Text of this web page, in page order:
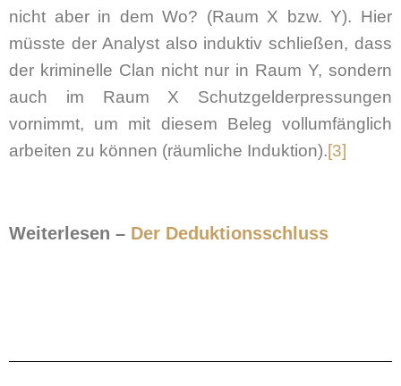
nicht aber in dem Wo? (Raum X bzw. Y). Hier
müsste der Analyst also induktiv schließen, dass
der kriminelle Clan nicht nur in Raum Y, sondern
auch im Raum X Schutzgelderpressungen
vornimmt, um mit diesem Beleg vollumfänglich
arbeiten zu können (räumliche Induktion).[3]
Weiterlesen – Der Deduktionsschluss